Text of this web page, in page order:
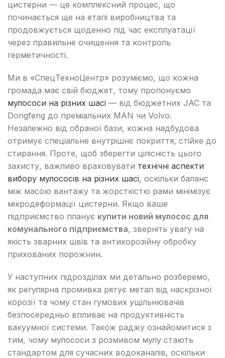
цистерни — це комплексний процес, що
починається ще на етапі виробництва та
продовжується щоденно під час експлуатації
через правильне очищення та контроль
герметичності.
Ми в «СпецТехноЦентр» розуміємо, що кожна
громада має свій бюджет, тому пропонуємо
мулососи на різних шасі — від бюджетних JAC та
Dongfeng до преміальних MAN чи Volvo.
Незалежно від обраної бази, кожна надбудова
отримує спеціальне внутрішнє покриття, стійке до
стирання. Проте, щоб зберегти цілісність цього
захисту, важливо враховувати технічні аспекти
вибору мулососів на різних шасі, оскільки баланс
між масою вантажу та жорсткістю рами мінімізує
мікродеформації цистерни. Якщо ваше
підприємство планує купити новий мулосос для
комунального підприємства, зверніть увагу на
якість зварних швів та антикорозійну обробку
прихованих порожнин.
У наступних підрозділах ми детально розберемо,
як регулярна промивка рятує метал від наскрізної
корозії та чому стан гумових ущільнювачів
безпосередньо впливає на продуктивність
вакуумної системи. Також раджу ознайомитися з
тим, чому мулососи з розмивом мулу стають
стандартом для сучасних водоканалів, оскільки